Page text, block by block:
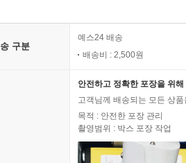
구분
예스24 배송
배송비 : 2,500원
안전하고 정확한 포장을 위
고객님께 배송되는 모든 상
목적 : 안전한 포장 관리
촬영범위 : 박스 포장 작업